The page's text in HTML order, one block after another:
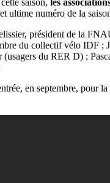
ultime numéro de la
président de la
du collectif vélo IDF ;
(usagers du RER D) ;
en septembre, pour la